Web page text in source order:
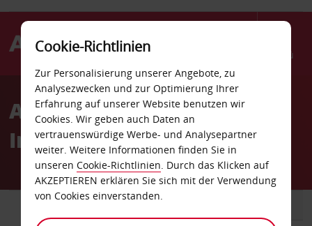
Menü
AvisAutovermietung Ontario
Internationaler Flughafen
Cookie-Richtlinien
Zur Personalisierung unserer Angebote, zu
Analysezwecken und zur Optimierung Ihrer
Erfahrung auf unserer Website benutzen wir
Cookies. Wir geben auch Daten an
vertrauenswürdige Werbe- und Analysepartner
weiter. Weitere Informationen finden Sie in
unseren Cookie-Richtlinien. Durch das Klicken auf
AKZEPTIEREN erklären Sie sich mit der Verwendung
von Cookies einverstanden.